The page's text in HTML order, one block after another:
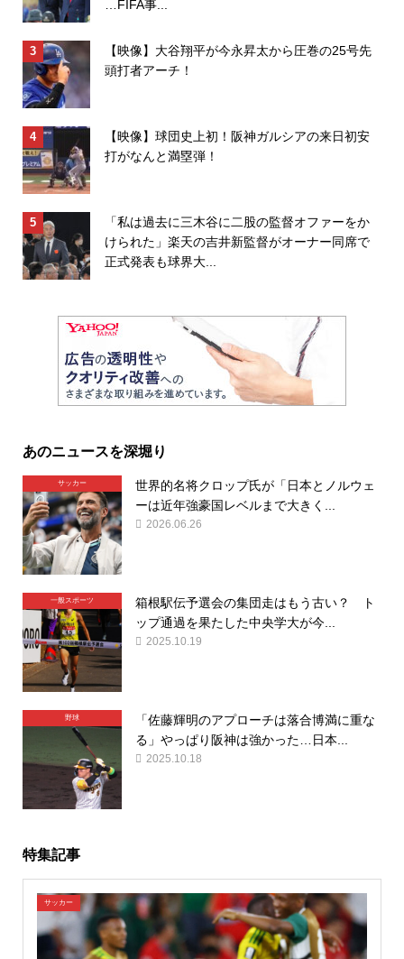
…FIFA事...
【映像】大谷翔平が今永昇太から圧巻の25号先
頭打者アーチ！
【映像】球団史上初！阪神ガルシアの来日初安
打がなんと満塁弾！
「私は過去に三木谷に二股の監督オファーをか
けられた」楽天の吉井新監督がオーナー同席で
正式発表も球界大...
あのニュースを深堀り
サッカー
世界的名将クロップ氏が「日本とノルウェ
ーは近年強豪国レベルまで大きく...
2026.06.26
一般スポーツ
箱根駅伝予選会の集団走はもう古い？ ト
ップ通過を果たした中央学大が今...
2025.10.19
野球
「佐藤輝明のアプローチは落合博満に重な
る」やっぱり阪神は強かった…日本...
2025.10.18
特集記事
サッカー